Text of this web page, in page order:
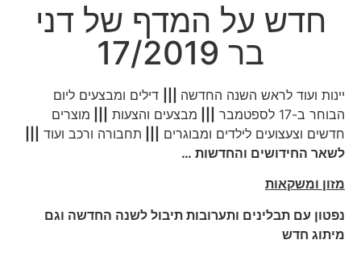
חדש על המדף של דני
בר 17/2019
יינות ועוד לראש השנה החדשה|||
דילים ומבצעים ליום
הבוחר ב-17 לספטמבר
||| מבצעים והצעות|||
מוצרים
חדשים וצעצועים לילדים ומבוגרים||| תחבורה ורכב ועוד|||
לשאר החידושים והחדשות …
מזון ומשקאות
נפטון עם תבלינים ותערובות תיבול לשנה החדשה וגם
מיתוג חדש